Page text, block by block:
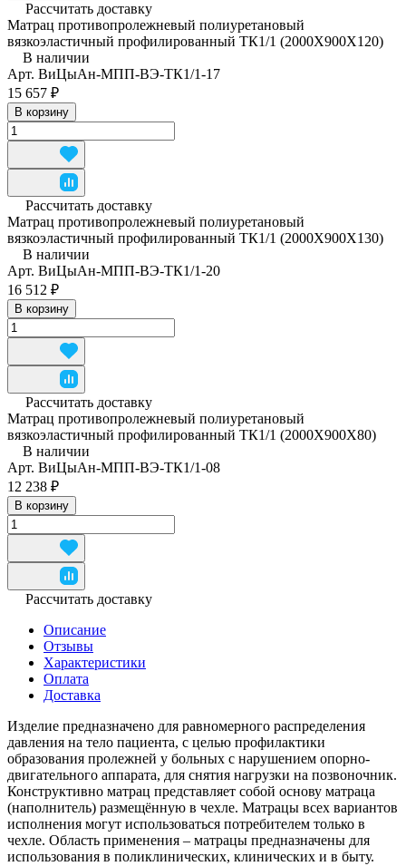
Рассчитать доставку
Матрац противопролежневый полиуретановый
вязкоэластичный профилированный ТК1/1 (2000Х900Х120)
В наличии
Арт. ВиЦыАн-МПП-ВЭ-ТК1/1-17
15 657 ₽
В корзину
Рассчитать доставку
Матрац противопролежневый полиуретановый
вязкоэластичный профилированный ТК1/1 (2000Х900Х130)
В наличии
Арт. ВиЦыАн-МПП-ВЭ-ТК1/1-20
16 512 ₽
В корзину
Рассчитать доставку
Матрац противопролежневый полиуретановый
вязкоэластичный профилированный ТК1/1 (2000Х900Х80)
В наличии
Арт. ВиЦыАн-МПП-ВЭ-ТК1/1-08
12 238 ₽
В корзину
Рассчитать доставку
Описание
Отзывы
Характеристики
Оплата
Доставка
Изделие предназначено для равномерного распределения
давления на тело пациента, с целью профилактики
образования пролежней у больных с нарушением опорно-
двигательного аппарата, для снятия нагрузки на позвоночник.
Конструктивно матрац представляет собой основу матраца
(наполнитель) размещённую в чехле. Матрацы всех вариантов
исполнения могут использоваться потребителем только в
чехле. Область применения – матрацы предназначены для
использования в поликлинических, клинических и в быту.